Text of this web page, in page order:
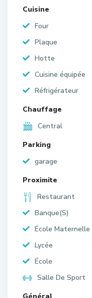
Cuisine
Four
Plaque
Hotte
Cuisine équipée
Réfrigérateur
Chauffage
Central
Parking
garage
Proximite
Restaurant
Banque(S)
École Maternelle
Lycée
École
Salle De Sport